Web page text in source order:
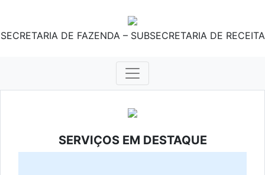
SECRETARIA DE FAZENDA – SUBSECRETARIA DE RECEITA
SERVIÇOS EM DESTAQUE